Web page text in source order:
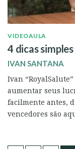
VIDEOAULA
4 dicas
IVAN SANTANA
Ivan
aumentar seus
facilmente antes,
vencedores são